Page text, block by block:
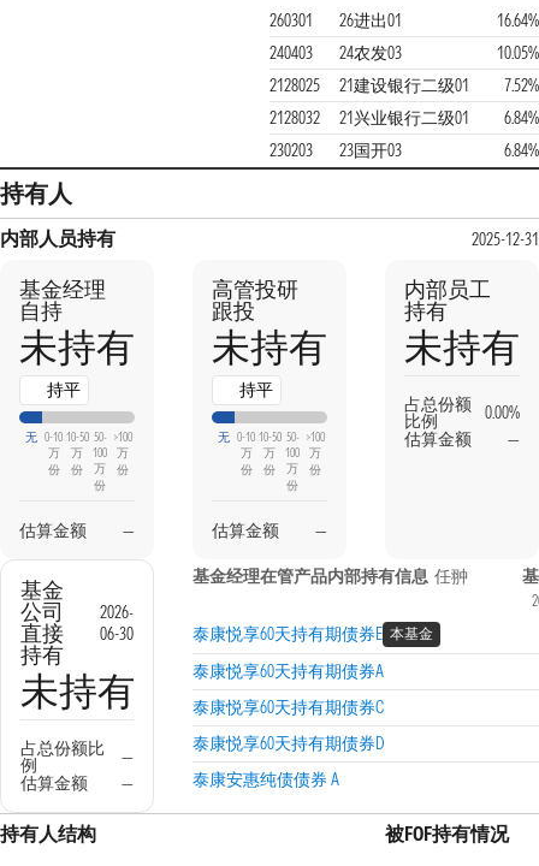
260301
26进出01
16.64%
240403
24农发03
10.05%
2128025
21建设银行二级01
7.52%
2128032
21兴业银行二级01
6.84%
230203
23国开03 6.84%
持有人
内部人员持有 2025-12-31
基金经理
自持
未持有
持平
无 0-10
万
份
10-50
万
份
50-
100
万
份
>100
万
份
估算金额 —
高管投研
跟投
未持有
持平
无 0-10
万
份
10-50
万
份
50-
100
万
份
>100
万
份
估算金额 —
内部员工
持有
未持有
占总份额
比例
0.00%
估算金额
—
基金
公司
直接
持有
2026-
06-30
未持有
占总份额比
例
—
估算金额
—
基金经理在管产品内部持有信息 任翀
泰康悦享60天持有期债券E 本基金
泰康悦享60天持有期债券A
泰康悦享60天持有期债券C
泰康悦享60天持有期债券D
泰康安惠纯债债券 A
持有人结构 被FOF持有情况